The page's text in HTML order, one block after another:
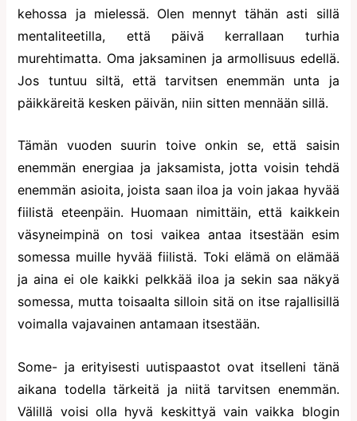
kehossa ja mielessä. Olen mennyt tähän asti sillä
mentaliteetilla, että päivä kerrallaan turhia
murehtimatta. Oma jaksaminen ja armollisuus edellä.
Jos tuntuu siltä, että tarvitsen enemmän unta ja
päikkäreitä kesken päivän, niin sitten mennään sillä.
Tämän vuoden suurin toive onkin se, että saisin
enemmän energiaa ja jaksamista, jotta voisin tehdä
enemmän asioita, joista saan iloa ja voin jakaa hyvää
fiilistä eteenpäin. Huomaan nimittäin, että kaikkein
väsyneimpinä on tosi vaikea antaa itsestään esim
somessa muille hyvää fiilistä. Toki elämä on elämää
ja aina ei ole kaikki pelkkää iloa ja sekin saa näkyä
somessa, mutta toisaalta silloin sitä on itse rajallisillä
voimalla vajavainen antamaan itsestään.
Some- ja erityisesti uutispaastot ovat itselleni tänä
aikana todella tärkeitä ja niitä tarvitsen enemmän.
Välillä voisi olla hyvä keskittyä vain vaikka blogin